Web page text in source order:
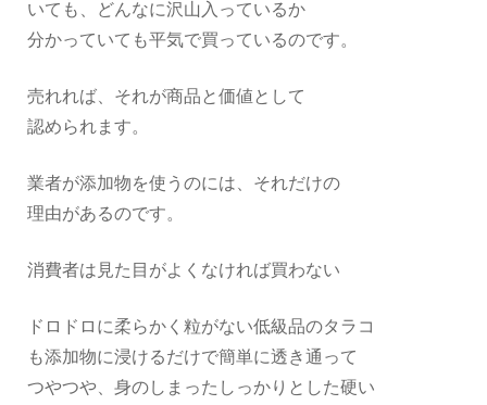
いても、どんなに沢山入っているか
分かっていても平気で買っているのです。
売れれば、それが商品と価値として
認められます。
業者が添加物を使うのには、それだけの
理由があるのです。
消費者は見た目がよくなければ買わない
ドロドロに柔らかく粒がない低級品のタラコ
も添加物に浸けるだけで簡単に透き通って
つやつや、身のしまったしっかりとした硬い